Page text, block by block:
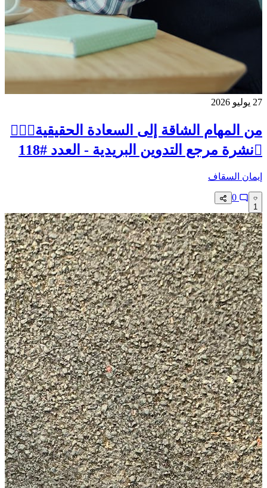
27 يوليو 2026
من المهام الشاقة إلى السعادة الحقيقية🏌🏻‍♀️
🥳نشرة مرجع التدوين البريدية - العدد #118
إيمان السقاف
1